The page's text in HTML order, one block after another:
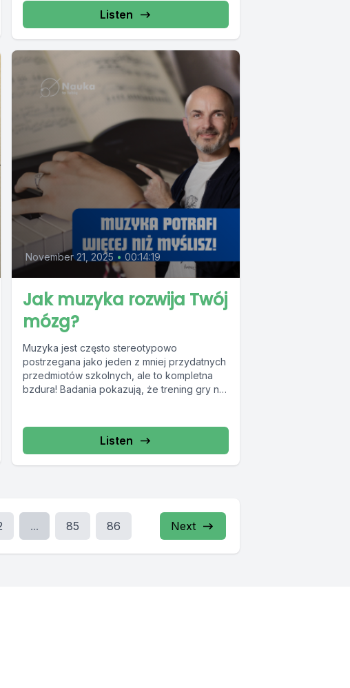
Listen
November 21, 2025 • 00:14:19
Jak muzyka rozwija Twój
mózg?
Muzyka jest często stereotypowo
postrzegana jako jeden z mniej przydatnych
przedmiotów szkolnych, ale to kompletna
bzdura! Badania pokazują, że trening gry na
Listen
... 85 86 Next